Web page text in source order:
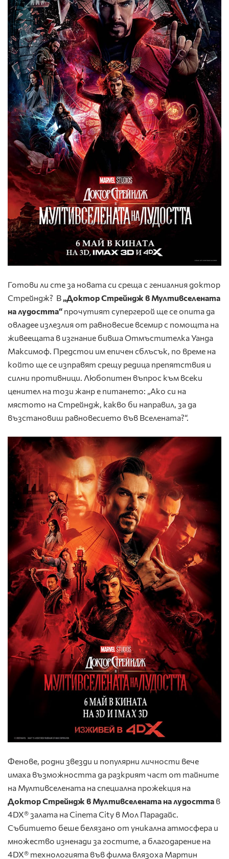
Готови ли сте за новата си среща с гениалния доктор
Стрейндж? В „ДокторСтрейндж в Мултивселената
на лудостта“ прочутият супергерой ще се опита да
овладее излезлия от равновесие всемир с помощта на
живеещата в изгнание бивша Отмъстителка Уанда
Максимоф. Предстои им епичен сблъсък, по време на
който ще се изправят срещу редица препятствия и
силни противници. Любопитен въпрос към всеки
ценител на този жанр е питането: „Ако си на
мястото на Стрейндж, какво би направил, за да
възстановиш равновесието във Вселената?“.
Фенове, родни звезди и популярни личности вече
имаха възможността да разкрият част от тайните
на Мултивселената на специална прожекция на
Доктор Стрейндж в Мултивселената на лудостта в
4DX® залата на Cinema City в Мол Парадайс.
Събитието беше белязано от уникална атмосфера и
множество изненади за гостите, а благодарение на
4DX® технологията във филма влязоха Мартин